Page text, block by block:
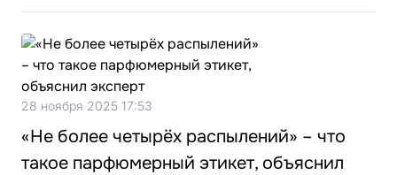
28 ноября 2025 17:53
«Не более четырёх распылений» – что
такое парфюмерный этикет, объяснил